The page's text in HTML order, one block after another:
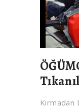
Kırmadan